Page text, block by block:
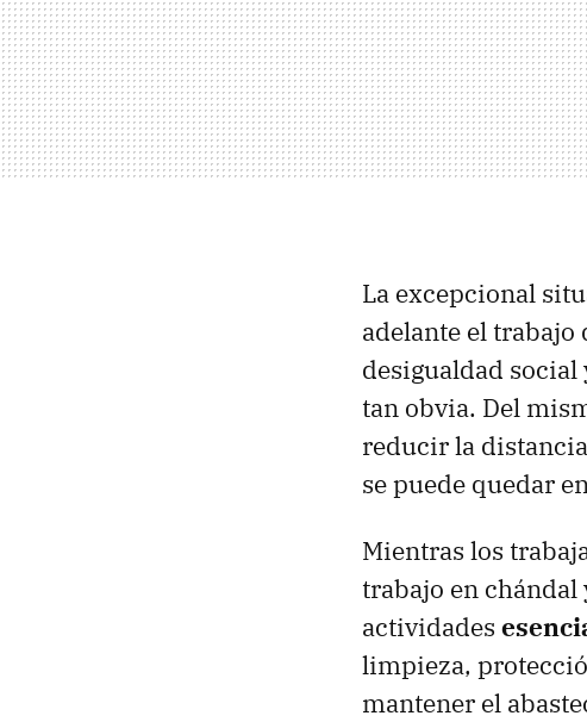
La excepcional
adelante el trabajo
desigualdad
tan obvia. Del
reducir la
se puede quedar
Mientras los
trabajo en chándal
actividades
limpieza,
mantener el